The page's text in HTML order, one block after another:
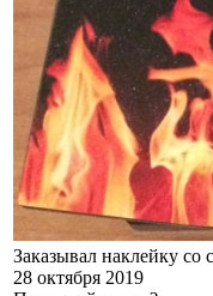
Заказывал наклейку со
28 октября 2019